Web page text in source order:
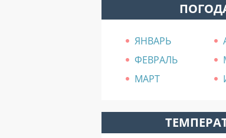
ЯНВАРЬ
ФЕВРАЛЬ
МАРТ